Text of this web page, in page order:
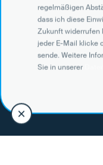
Mehr erfahren
regelmäßigen
dass ich diese
Zukunft widerrufen
jeder E-Mail klicke
sende. Weitere
Sie in unserer